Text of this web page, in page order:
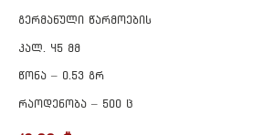
გერმანული წარმოების
კალ. 45 მმ
წონა – 0.53 გრ
რაოდენობა – 500 ც